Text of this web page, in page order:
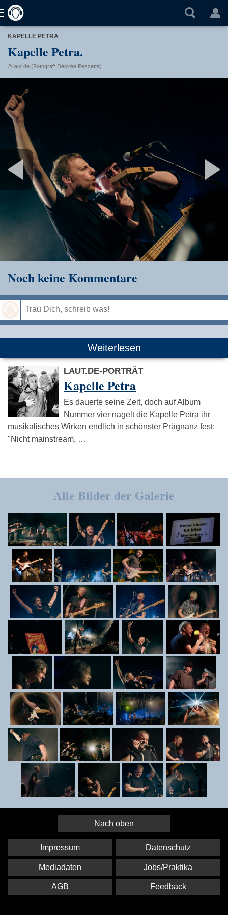
KAPELLE PETRA
Kapelle Petra.
© laut.de (Fotograf: Désirée Pezzetta)
Noch keine Kommentare
Weiterlesen
LAUT.DE-PORTRÄT
Kapelle Petra
Es dauerte seine Zeit, doch auf Album
Nummer vier nagelt die Kapelle Petra ihr
musikalisches Wirken endlich in schönster Prägnanz fest:
"Nicht mainstream, …
Alle Bilder der Galerie
Nach oben
Impressum Datenschutz
Mediadaten Jobs/Praktika
AGB Feedback